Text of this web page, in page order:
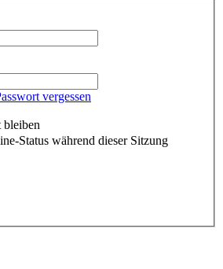
vergessen
bleiben
Status während dieser Sitzung